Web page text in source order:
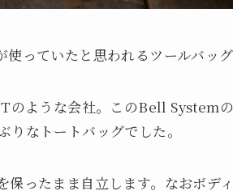
っていたと思われるツールバッグ
ような会社。このBell System
なトートバッグでした。
ったまま自立します。なおボデ